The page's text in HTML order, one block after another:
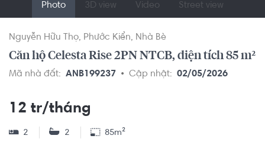
Photo 3D view Video Street view
Nguyễn Hữu Thọ Phước Kiển Nhà Bè
Căn hộ Celesta Rise 2PN NTCB, diện tích 85 m²
Mã nhà đất: ANB199237 Cập nhật: 02/05/2026
12 tr/tháng
2 2 85m²